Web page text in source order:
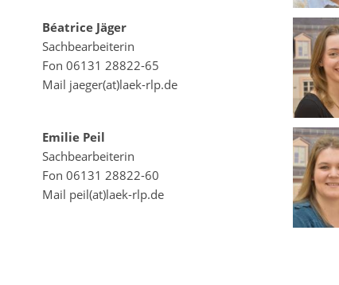
Béatrice Jäger
Sachbearbeiterin
Fon 06131 28822-65
Mail jaeger(at)laek-rlp.de
Emilie Peil
Sachbearbeiterin
Fon 06131 28822-60
Mail peil(at)laek-rlp.de